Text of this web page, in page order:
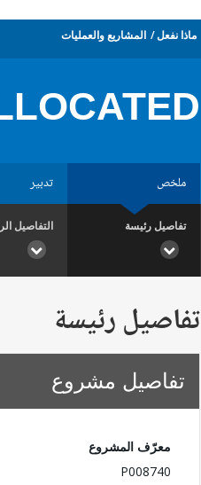
ماذا نفعل المشاريع والعمليات
ملخص تدبير
تفاصيل رئيسة التفاصيل
تفاصيل رئيسة
تفاصيل مشروع
معرّف المشروع
P008740